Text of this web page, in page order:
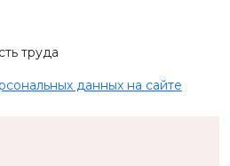
данных на сайте